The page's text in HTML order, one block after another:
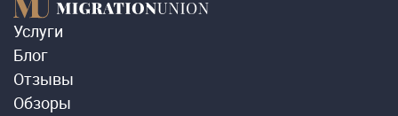
Услуги
Блог
Отзывы
Обзоры